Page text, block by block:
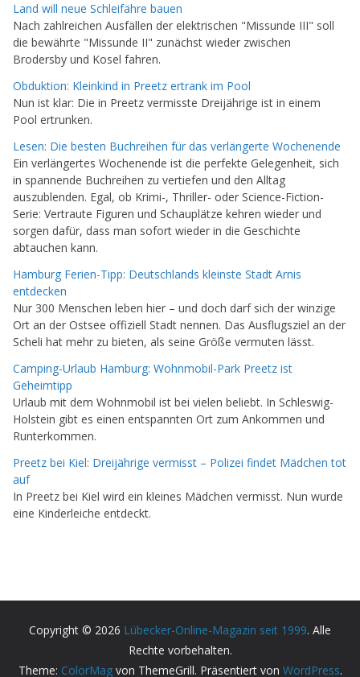
Land will neue Schleifähre bauen
Nach zahlreichen Ausfällen der elektrischen "Missunde III" soll
die bewährte "Missunde II" zunächst wieder zwischen
Brodersby und Kosel fahren.
Obduktion: Kleinkind in Preetz ertrank im Pool
Nun ist klar: Die in Preetz vermisste Dreijährige ist in einem
Pool ertrunken.
Lesen: Die besten Buchreihen für das verlängerte Wochenende
Ein verlängertes Wochenende ist die perfekte Gelegenheit, sich
in spannende Buchreihen zu vertiefen und den Alltag
auszublenden. Egal, ob Krimi-, Thriller- oder Science-Fiction-
Serie: Vertraute Figuren und Schauplätze kehren wieder und
sorgen dafür, dass man sofort wieder in die Geschichte
abtauchen kann.
Hamburg Ferien-Tipp: Deutschlands kleinste Stadt Arnis
entdecken
Nur 300 Menschen leben hier – und doch darf sich der winzige
Ort an der Ostsee offiziell Stadt nennen. Das Ausflugsziel an der
Scheli hat mehr zu bieten, als seine Größe vermuten lässt.
Camping-Urlaub Hamburg: Wohnmobil-Park Preetz ist
Geheimtipp
Urlaub mit dem Wohnmobil ist bei vielen beliebt. In Schleswig-
Holstein gibt es einen entspannten Ort zum Ankommen und
Runterkommen.
Preetz bei Kiel: Dreijährige vermisst – Polizei findet Mädchen tot
auf
In Preetz bei Kiel wird ein kleines Mädchen vermisst. Nun wurde
eine Kinderleiche entdeckt.
Copyright © 2026 Lübecker-Online-Magazin seit 1999. Alle
Rechte vorbehalten.
Theme: ColorMagvon ThemeGrill. Präsentiert von WordPress.